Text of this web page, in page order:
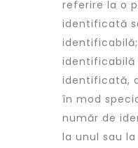
referire la o
identificată
identificabilă
identificată,
în mod
număr de
la unul sau